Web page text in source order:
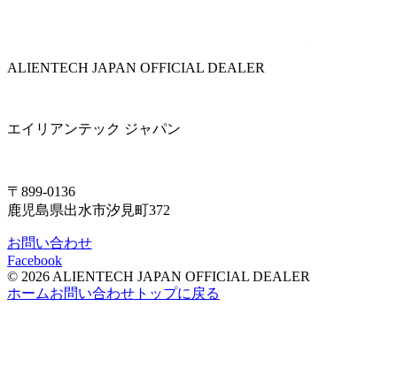
ALIENTECH JAPAN OFFICIAL DEALER
エイリアンテック ジャパン
〒899-0136
鹿児島県出水市汐見町372
お問い合わせ
Facebook
© 2026 ALIENTECH JAPAN OFFICIAL DEALER
ホームお問い合わせ トップに戻る